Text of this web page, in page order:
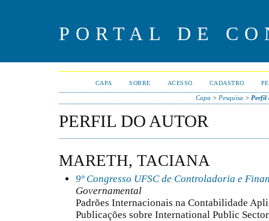
PORTAL DE
CAPA SOBRE ACESSO CADASTRO
Capa > Pesquisa > Perfil
PERFIL DO AUTOR
MARETH, TACIANA
9º Congresso UFSC de Controladoria e
Governamental
Padrões Internacionais na Contabilidade
Publicações sobre International Public